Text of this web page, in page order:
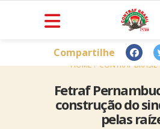
HOME CONTRAF BRASIL
Fetraf
construção do
pelas
Compartilhe